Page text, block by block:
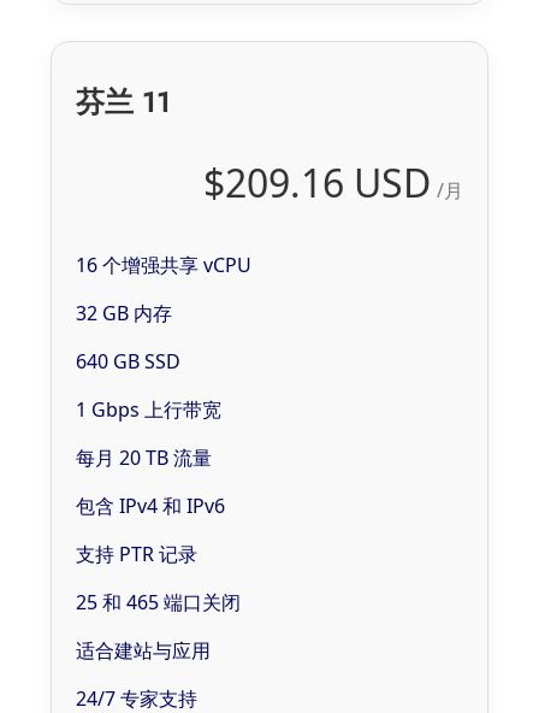
芬兰 11
$209.16 USD /月
16 个增强共享 vCPU
32 GB 内存
640 GB SSD
1 Gbps 上行带宽
每月 20 TB 流量
包含 IPv4 和 IPv6
支持 PTR 记录
25 和 465 端口关闭
适合建站与应用
24/7 专家支持